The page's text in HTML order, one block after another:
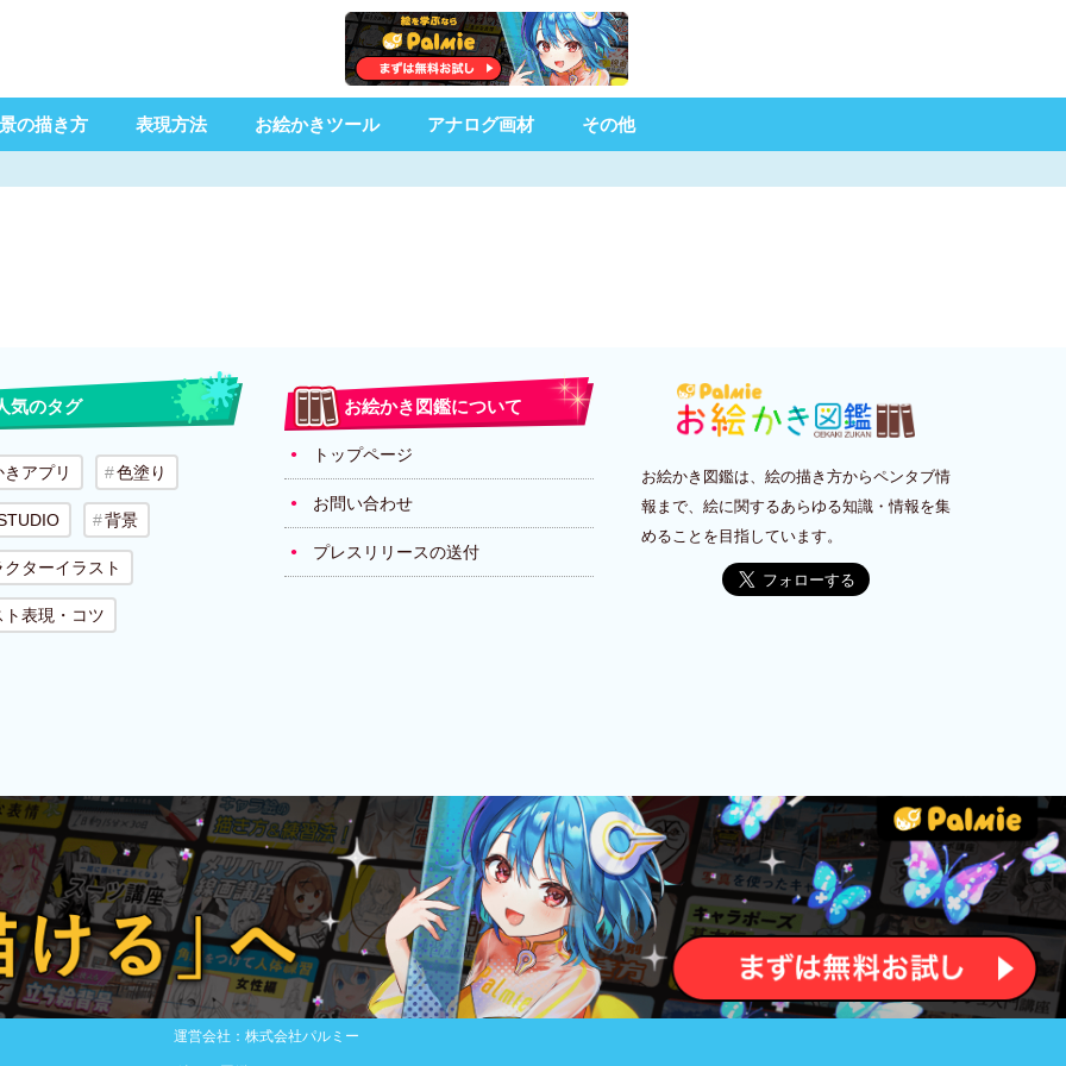
の描き方 表現方法 お絵かきツール アナログ画材 その他
気のタグ
アプリ 色塗り
背景
ターイラスト
ト表現・コツ
お絵かき図鑑について
トップページ
お問い合わせ
プレスリリースの送付
お絵かき図鑑は、絵の描き方からペンタブ情
報まで、絵に関するあらゆる知識・情報を集
めることを目指しています。
運営会社：株式会社パルミー